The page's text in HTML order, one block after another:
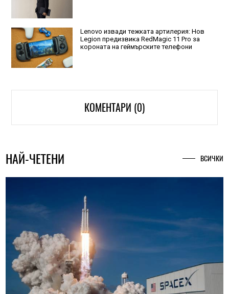
Lenovo извади тежката артилерия: Нов
Legion предизвика RedMagic 11 Pro за
короната на геймърските телефони
КОМЕНТАРИ (0)
НАЙ-ЧЕТЕНИ ВСИЧКИ